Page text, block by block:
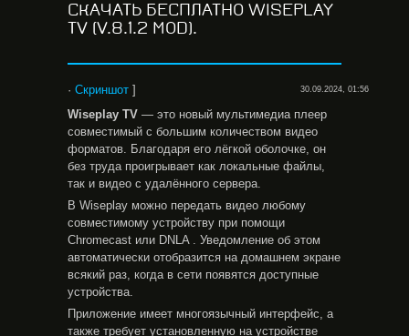
СКАЧАТЬ БЕСПЛАТНО WISEPLAY
TV (V.8.1.2 MOD).
· Скриншот ] 30.09.2024, 01:56
Wiseplay TV — это новый мультимедиа плеер
совместимый с большим количеством видео
форматов. Благодаря его лёгкой оболочке, он
без труда проигрывает как локальные файлы,
так и видео с удалённого сервера.
В Wiseplay можно передать видео любому
совместимому устройству при помощи
Chromecast или DNLA . Уведомление об этом
автоматически отобразится на домашнем экране
всякий раз, когда в сети появятся доступные
устройства.
Приложение имеет многоязычный интерфейс, а
также требует установленную на устройстве